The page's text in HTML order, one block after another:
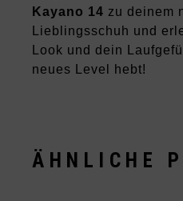
Kayano 14 zu deinem
Lieblingsschuh und
Look und dein
neues Level hebt!
ÄHNLICHE